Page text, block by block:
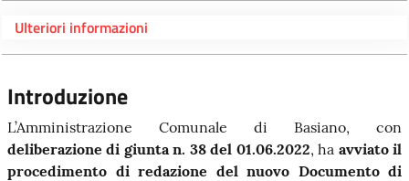
Ulteriori informazioni
Introduzione
L’Amministrazione Comunale di Basiano, con
deliberazione di giunta n. 38 del 01.06.2022, ha avviato il
procedimento di redazione del nuovo Documento di